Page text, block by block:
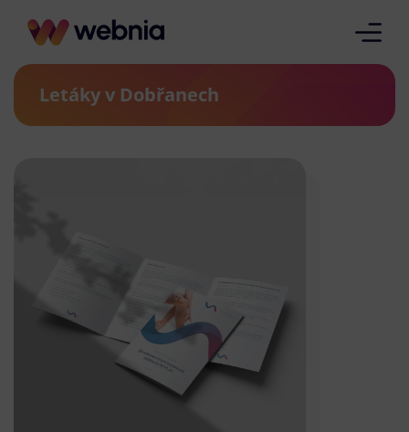
Letáky v Dobřanech